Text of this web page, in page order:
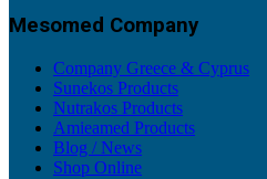
Mesomed Company
Company Greece & Cyprus
Sunekos Products
Nutrakos Products
Amieamed Products
Blog / News
Shop Online